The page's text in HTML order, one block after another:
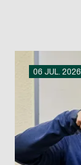
06 JUL. 2026